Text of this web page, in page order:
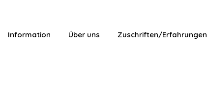
Information Über uns Zuschriften/Erfahrungen